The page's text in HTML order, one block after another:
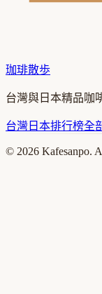
珈琲散歩
台灣與日本精品咖
台灣 日本排行榜全
© 2026 Kafesanpo.